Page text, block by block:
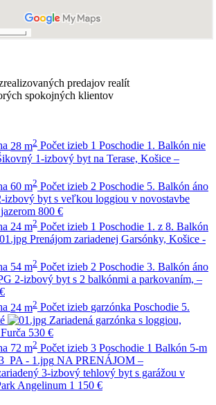
predajov realít
spokojných klientov
28 m2 Počet izieb 1 Poschodie 1. Balkón nie
1-izbový byt na Terase, Košice –
60 m2 Počet izieb 2 Poschodie 5. Balkón áno
izbový byt s veľkou loggiou v novostavbe
800 €
24 m2 Počet izieb 1 Poschodie 1. z 8. Balkón
Prenájom zariadenej Garsónky, Košice -
54 m2 Počet izieb 2 Poschodie 3. Balkón áno
2-izbový byt s 2 balkónmi a parkovaním, –
24 m2 Počet izieb garzónka Poschodie 5.
Zariadená garzónka s loggiou,
530 €
72 m2 Počet izieb 3 Poschodie 1 Balkón 5-m
NA PRENÁJOM –
3-izbový tehlový byt s garážou v
Angelinum 1 150 €